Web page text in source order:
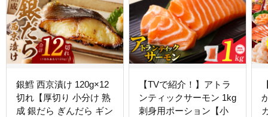
銀鱈 西京漬け 120g×12
切れ【厚切り 小分け 熟
成 銀だら ぎんだら ギン
【TVで紹介！】アトラ
ンティックサーモン 1kg
刺身用ポーション【小